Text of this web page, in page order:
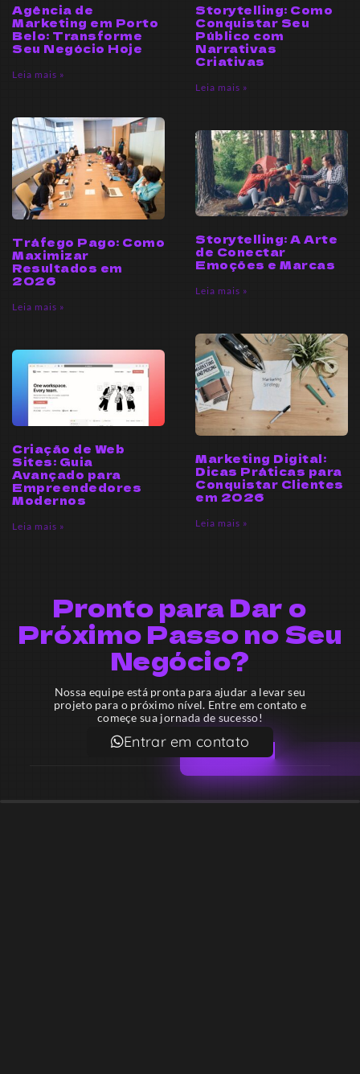
Agência de
Marketing em Porto
Belo: Transforme
Seu Negócio Hoje
Leia mais »
Storytelling: Como
Conquistar Seu
Público com
Narrativas
Criativas
Leia mais »
Tráfego Pago: Como
Maximizar
Resultados em
2026
Leia mais »
Storytelling: A Arte
de Conectar
Emoções e Marcas
Leia mais »
Criação de Web
Sites: Guia
Avançado para
Empreendedores
Modernos
Leia mais »
Marketing Digital:
Dicas Práticas para
Conquistar Clientes
em 2026
Leia mais »
Pronto para Dar o
Próximo Passo no Seu
Negócio?
Nossa equipe está pronta para ajudar a levar seu
projeto para o próximo nível. Entre em contato e
começe sua jornada de sucesso!
Entrar em contato